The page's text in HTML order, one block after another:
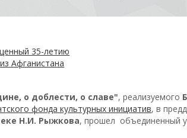
о доблести, о славе", реализуемого
фонда культурных инициатив, в
Н.И. Рыжкова, прошел объединенный